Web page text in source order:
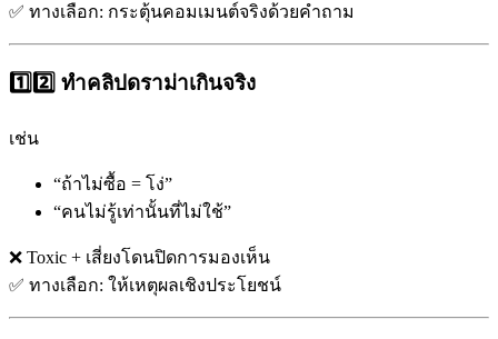
✅ ทางเลือก: กระตุ้นคอมเมนต์จริงด้วยคำถาม
1️⃣2️⃣ ทำคลิปดราม่าเกินจริง
เช่น
“ถ้าไม่ซื้อ = โง่”
“คนไม่รู้เท่านั้นที่ไม่ใช้”
❌ Toxic + เสี่ยงโดนปิดการมองเห็น
✅ ทางเลือก: ให้เหตุผลเชิงประโยชน์